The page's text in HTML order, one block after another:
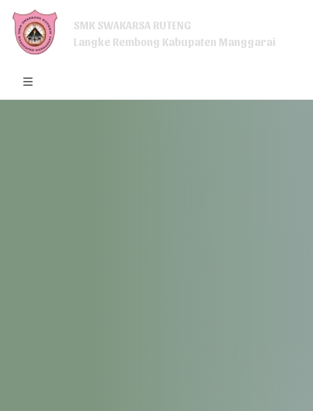
SMK SWAKARSA RUTENG
Langke Rembong Kabupaten Manggarai